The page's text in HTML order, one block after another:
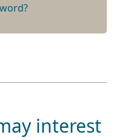
interest